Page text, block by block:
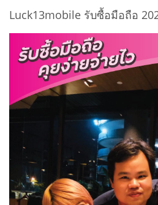
Luck13mobile รับซื้อมือถือ